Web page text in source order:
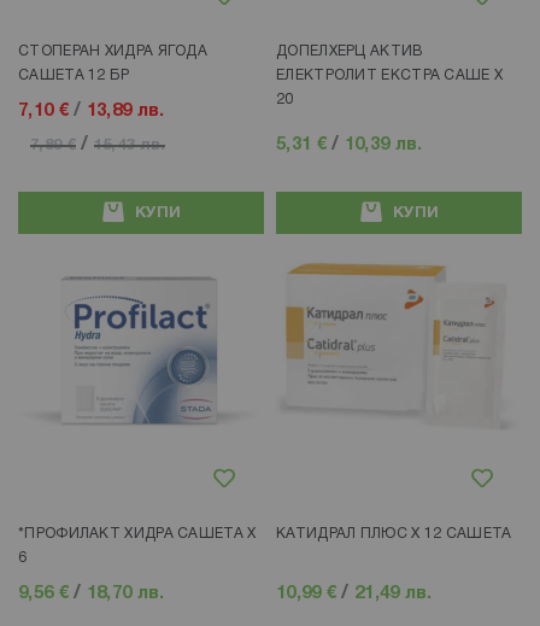
СТОПЕРАН ХИДРА ЯГОДА
САШЕТА 12 БР
7,10 €/ 13,89 лв.
7,89 €/ 15,43 лв.
КУПИ
ДОПЕЛХЕРЦ АКТИВ
ЕЛЕКТРОЛИТ ЕКСТРА САШЕ Х
20
5,31 €/ 10,39 лв.
КУПИ
*ПРОФИЛАКТ ХИДРА САШЕТА Х
6
9,56 €/ 18,70 лв.
КАТИДРАЛ ПЛЮС Х 12 САШЕТА
10,99 € / 21,49 лв.